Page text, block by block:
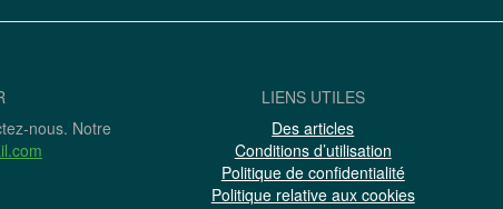
nous. Notre
LIENS UTILES
Des articles
Conditions d’utilisation
Politique de confidentialité
Politique relative aux cookies